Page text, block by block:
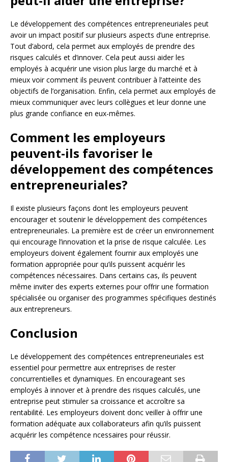
Le développement des compétences entrepreneuriales peut
avoir un impact positif sur plusieurs aspects d’une entreprise.
Tout d’abord, cela permet aux employés de prendre des
risques calculés et d’innover. Cela peut aussi aider les
employés à acquérir une vision plus large du marché et à
mieux voir comment ils peuvent contribuer à l’atteinte des
objectifs de l’organisation. Enfin, cela permet aux employés de
mieux communiquer avec leurs collègues et leur donne une
plus grande confiance en eux-mêmes.
Comment les employeurs
peuvent-ils favoriser le
développement des compétences
entrepreneuriales?
Il existe plusieurs façons dont les employeurs peuvent
encourager et soutenir le développement des compétences
entrepreneuriales. La première est de créer un environnement
qui encourage l’innovation et la prise de risque calculée. Les
employeurs doivent également fournir aux employés une
formation appropriée pour qu’ils puissent acquérir les
compétences nécessaires. Dans certains cas, ils peuvent
même inviter des experts externes pour offrir une formation
spécialisée ou organiser des programmes spécifiques destinés
aux entrepreneurs.
Conclusion
Le développement des compétences entrepreneuriales est
essentiel pour permettre aux entreprises de rester
concurrentielles et dynamiques. En encourageant ses
employés à innover et à prendre des risques calculés, une
entreprise peut stimuler sa croissance et accroître sa
rentabilité. Les employeurs doivent donc veiller à offrir une
formation adéquate aux collaborateurs afin qu’ils puissent
acquérir les compétence ncessaires pour réussir.